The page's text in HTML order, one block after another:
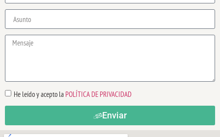
He leído y acepto la POLÍTICA DE PRIVACIDAD
Enviar